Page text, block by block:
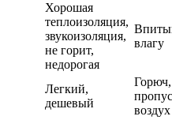
Хорошая
теплоизоляция,
звукоизоляция,
не горит,
недорогая
влагу
Легкий,
дешевый
воздух